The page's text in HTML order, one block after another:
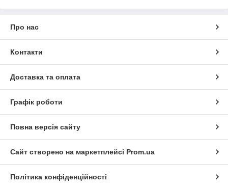
Про нас
Контакти
Доставка та оплата
Графік роботи
Повна версія сайту
Сайт створено на маркетплейсі Prom.ua
Політика конфіденційності